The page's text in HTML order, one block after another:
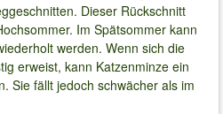
Dieser Rückschnitt
Im Spätsommer kann
werden. Wenn sich die
erweist, kann Katzenminze ein
Sie fällt jedoch schwächer als im